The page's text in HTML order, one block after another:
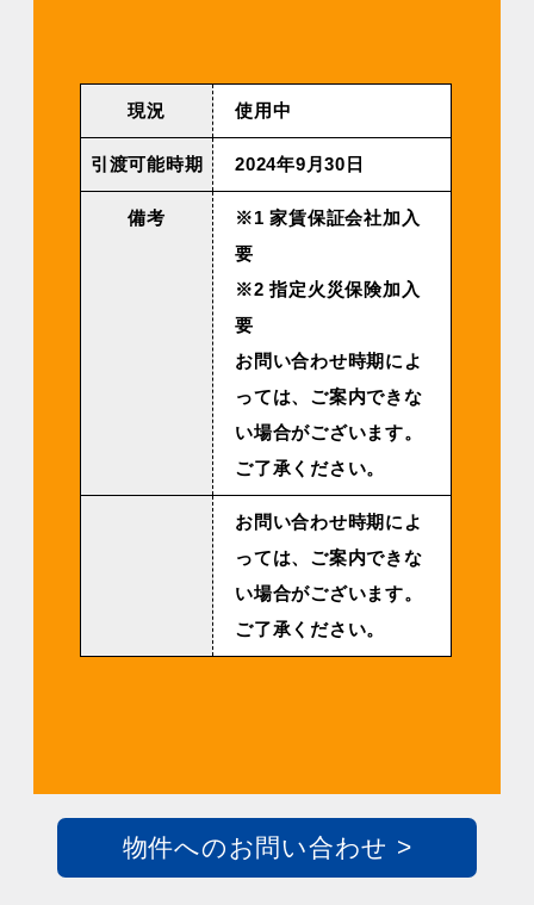
現況 使用中
引渡可能時期 2024年9⽉30⽇
備考
※1 家賃保証会社加入
要
※2 指定火災保険加入
要
お問い合わせ時期によ
っては、ご案内できな
い場合がございます。
ご了承ください。
お問い合わせ時期によ
っては、ご案内できな
い場合がございます。
ご了承ください。
物件へのお問い合わせ >